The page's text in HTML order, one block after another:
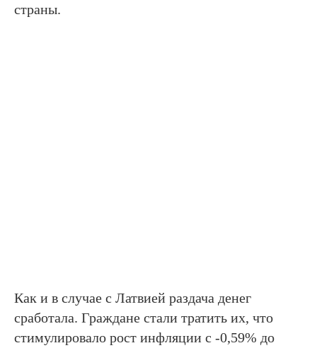
страны.
Как и в случае с Латвией раздача денег
сработала. Граждане стали тратить их, что
стимулировало рост инфляции с -0,59% до